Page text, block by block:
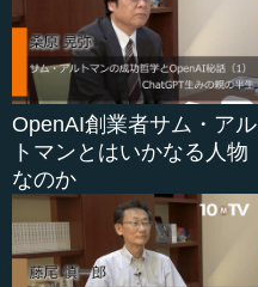
OpenAI創業者サム・アル
トマンとはいかなる人物
なのか